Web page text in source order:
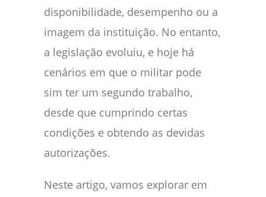
disponibilidade, desempenho ou a
imagem da instituição. No entanto,
a legislação evoluiu, e hoje há
cenários em que o militar pode
sim ter um segundo trabalho,
desde que cumprindo certas
condições e obtendo as devidas
autorizações.
Neste artigo, vamos explorar em